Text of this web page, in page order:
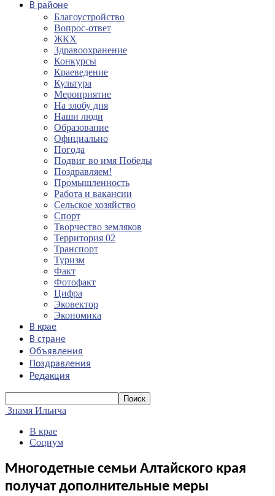
В районе
Благоустройство
Вопрос-ответ
ЖКХ
Здравоохранение
Конкурсы
Краеведение
Культура
Мероприятие
На злобу дня
Наши люди
Образование
Официально
Погода
Подвиг во имя Победы
Поздравляем!
Промышленность
Работа и вакансии
Сельское хозяйство
Спорт
Творчество земляков
Территория 02
Транспорт
Туризм
Факт
Фотофакт
Цифра
Эковектор
Экономика
В крае
В стране
Объявления
Поздравления
Редакция
Знамя Ильича
В крае
Социум
Многодетные семьи Алтайского края
получат дополнительные меры